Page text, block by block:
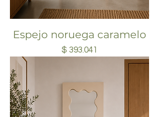
Espejo noruega caramelo
Precio
$ 393.041